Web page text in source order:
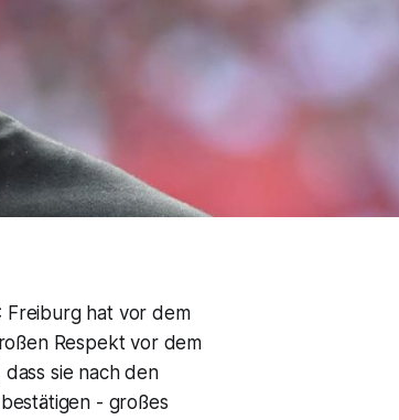
Freiburg hat vor dem
Respekt vor dem
sie nach den
- großes